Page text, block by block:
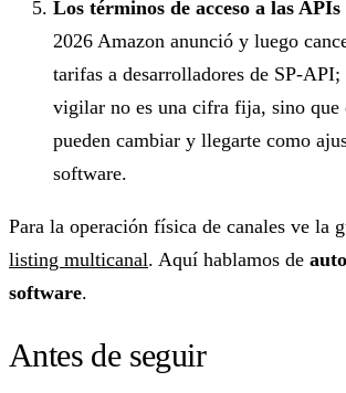
Los términos de acceso a las
2026 Amazon anunció y luego
tarifas a desarrolladores de SP-
vigilar no es una cifra fija, sino que
pueden cambiar y llegarte como
software.
Para la operación física de canales ve la
listing multicanal. Aquí hablamos de
software.
Antes de seguir